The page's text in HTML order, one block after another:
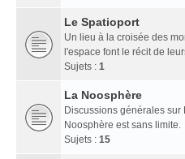
Le Spatioport
Un lieu à la croisée des
l'espace font le récit de
Sujets : 1
La Noosphère
Discussions générales
Noosphère est sans limite.
Sujets : 15